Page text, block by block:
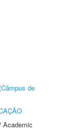
de
Academic